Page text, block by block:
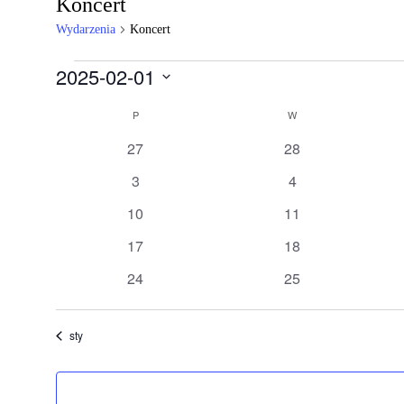
Koncert
Wydarzenia Koncert
Wydarzenia
2025-02-01
Kalendarz
Wydarzenia
PPONIEDZIAŁEK W
0
27
0
28
0
3
0
4
0
10
0
11
0
17
0
18
0
24
0
25
sty